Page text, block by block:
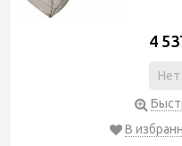
4
Нет
В